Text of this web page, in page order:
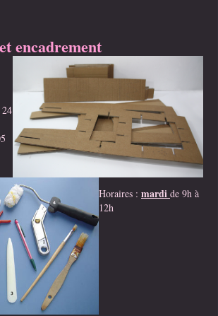
encadrement
Horaires : mardi de 9h à
12h